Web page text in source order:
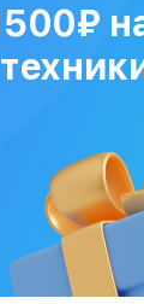
печи